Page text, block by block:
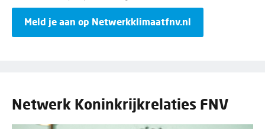
Meld je aan op Netwerkklimaatfnv.nl
Netwerk Koninkrijkrelaties FNV